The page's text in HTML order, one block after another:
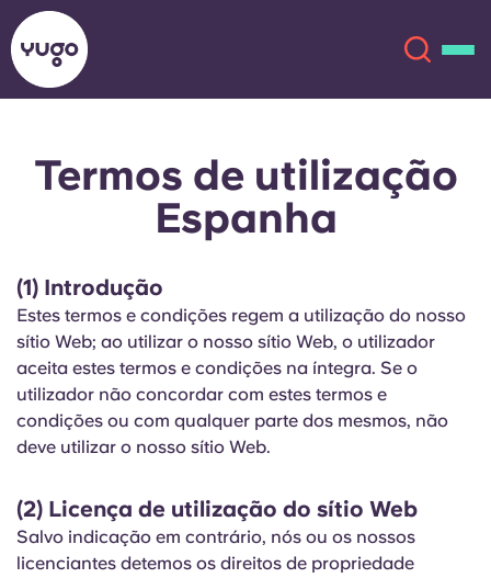
Sobre
Mais
Conta
English (GB)
English (US)
Selecione um país
Selecione uma cidade
Reservar agora
English (GB)
English (US)
Chinese
Català Deutsch
Termos de utilização
Espanha
(1) Introdução
Estes termos e condições regem a utilização do nosso
sítio Web; ao utilizar o nosso sítio Web, o utilizador
aceita estes termos e condições na íntegra. Se o
utilizador não concordar com estes termos e
condições ou com qualquer parte dos mesmos, não
deve utilizar o nosso sítio Web.
(2) Licença de utilização do sítio Web
Salvo indicação em contrário, nós ou os nossos
licenciantes detemos os direitos de propriedade